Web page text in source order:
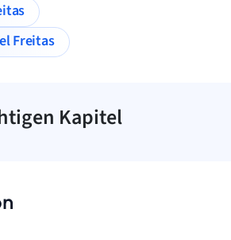
Freitas
Kapitel